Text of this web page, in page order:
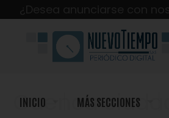
INICIO MÁS SECCIONES
Cuenca